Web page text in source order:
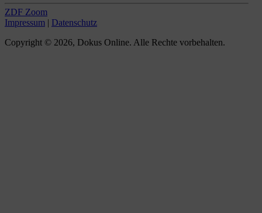
ZDF Zoom
Impressum | Datenschutz
Copyright © 2026, Dokus Online. Alle Rechte vorbehalten.